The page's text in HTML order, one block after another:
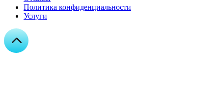
Политика конфиденциальности
Услуги